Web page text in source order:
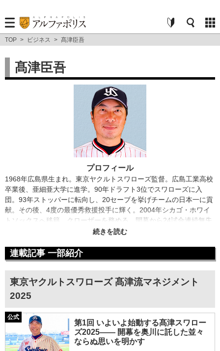
TOP > ビジネス > 髙津臣吾
髙津臣吾
プロフィール
1968年広島県生まれ。東京ヤクルトスワローズ監督。広島工業高校
卒業後、亜細亜大学に進学。90年ドラフト3位でスワローズに入
団。93年ストッパーに転向し、20セーブを挙げチームの日本一に貢
献。その後、4度の最優秀救援投手に輝く。2004年シカゴ・ホワイ
トソックスへ移籍、クローザーを務める。開幕から24試合連続無失
点を続け、「ミスターゼロ」のニックネームでファンを熱狂させ
を経験した初の日本人選手。14年スワローズ一軍投手コーチに就
任。15年セ・リーグ優勝。17年に2軍監督に就任、2020年より現
職。
連載記事 一部紹介
東京ヤクルトスワローズ 髙津流マネジメント
2025
第1回 いよいよ始動する髙津スワロー
ズ2025―― 開幕を奥川に託した並々
ならぬ思いを明かす